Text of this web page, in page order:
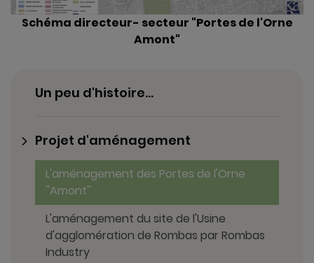
Schéma directeur- secteur "Portes de l'Orne
Amont"
Un peu d'histoire...
Projet d'aménagement
L'aménagement des Portes de l'Orne
''Amont''
L'aménagement du site de l'Usine
d'agglomération de Rombas par Rombas
Industry
Général
Grands